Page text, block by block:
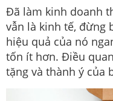
Đã làm kinh doanh
vẫn là kinh tế, đừng
hiệu quả của nó
tốn ít hơn. Điều
tặng và thành ý của